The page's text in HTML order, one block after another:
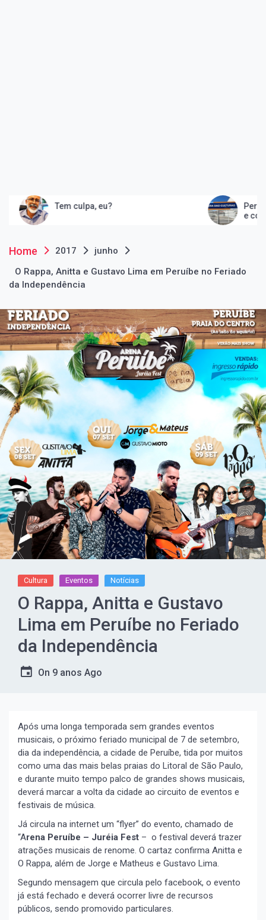
culpa, eu?
Peruíbe inaugura
e consolida
Home 2017
junho
O Rappa, Anitta e Gustavo Lima em Peruíbe no Feriado
da Independência
Cultura Eventos Notícias
O Rappa, Anitta e Gustavo
Lima em Peruíbe no Feriado
da Independência
On 9 anos Ago
Após uma longa temporada sem grandes eventos
musicais, o próximo feriado municipal de 7 de setembro,
dia da independência, a cidade de Peruíbe, tida por muitos
como uma das mais belas praias do Litoral de São Paulo,
e durante muito tempo palco de grandes shows musicais,
deverá marcar a volta da cidade ao circuito de eventos e
festivais de música.
Já circula na internet um “flyer” do evento, chamado de
“Arena Peruíbe – Juréia Fest – o festival deverá trazer
atrações musicais de renome. O cartaz confirma Anitta e
O Rappa, além de Jorge e Matheus e Gustavo Lima.
Segundo mensagem que circula pelo facebook, o evento
já está fechado e deverá ocorrer livre de recursos
públicos, sendo promovido particulares.